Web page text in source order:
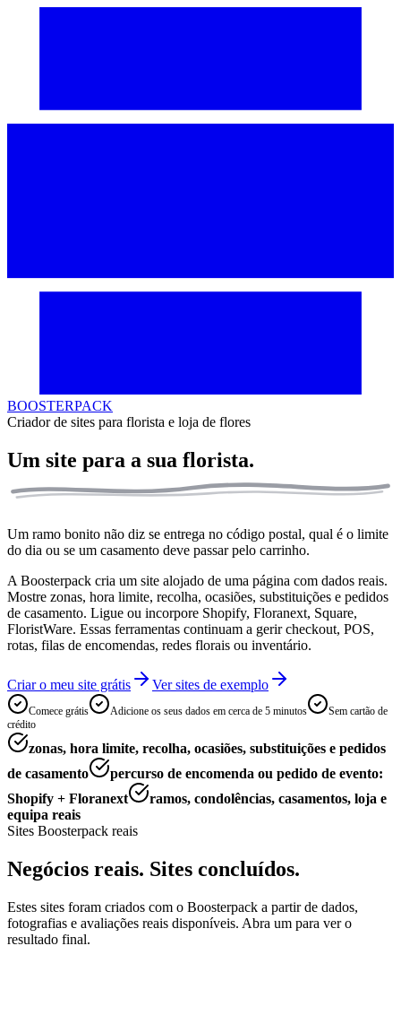
BOOSTERPACK
Criador de sites para florista e loja de flores
Um site para a sua florista.
Um ramo bonito não diz se entrega no código postal, qual é o limite
do dia ou se um casamento deve passar pelo carrinho.
A Boosterpack cria um site alojado de uma página com dados reais.
Mostre zonas, hora limite, recolha, ocasiões, substituições e pedidos
de casamento. Ligue ou incorpore Shopify, Floranext, Square,
FloristWare. Essas ferramentas continuam a gerir checkout, POS,
rotas, filas de encomendas, redes florais ou inventário.
Criar o meu site grátis Ver sites de exemplo
Comece grátis Adicione os seus dados em cerca de 5 minutos
Sem cartão de
crédito
zonas, hora limite, recolha, ocasiões, substituições e pedidos
de casamento
percurso de encomenda ou pedido de evento:
Shopify + Floranext
ramos, condolências, casamentos, loja e
equipa reais
Sites Boosterpack reais
Negócios reais. Sites concluídos.
Estes sites foram criados com o Boosterpack a partir de dados,
fotografias e avaliações reais disponíveis. Abra um para ver o
resultado final.